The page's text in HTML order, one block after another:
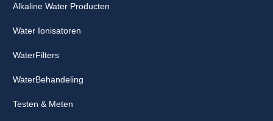
Alkaline Water Producten
Water Ionisatoren
WaterFilters
WaterBehandeling
Testen & Meten